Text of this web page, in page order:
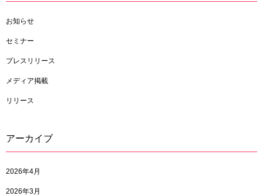
お知らせ
セミナー
プレスリリース
メディア掲載
リリース
アーカイブ
2026年4月
2026年3月